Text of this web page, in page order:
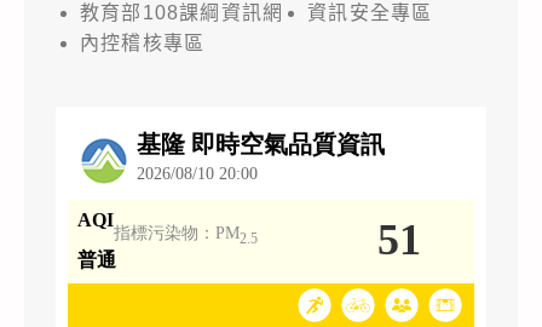
教育部108課綱資訊網
資訊安全專區
內控稽核專區